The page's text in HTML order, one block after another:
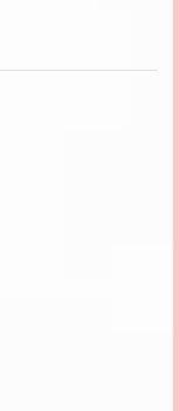
，交通最方